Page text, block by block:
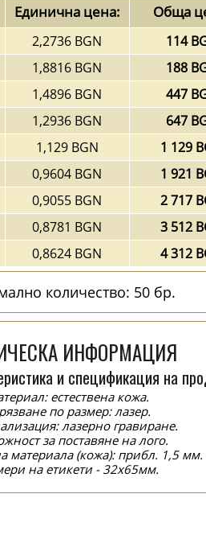
Единична цена: Обща
2,2736 BGN
114
1,8816 BGN
188
1,4896 BGN
447
1,2936 BGN
647
1,129 BGN
1 129
0,9604 BGN
1 921
0,9055 BGN
2 717
0,8781 BGN
3 512
0,8624 BGN 4 312
количество: 50 бр.
ИНФОРМАЦИЯ
и спецификация на
естествена кожа.
по размер: лазер.
лазерно гравиране.
за поставяне на лого.
материала (кожа): прибл. 1,5 мм.
на етикети - 32x65мм.